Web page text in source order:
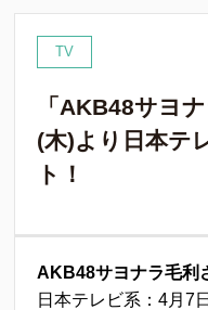
TV
「AKB48サヨ
(木)より日本テ
ト！
AKB48サヨナラ毛利
日本テレビ系：4月7